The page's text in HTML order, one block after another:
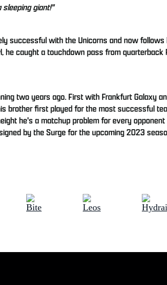
giant!"
successful with the Unicorns and now follows
caught a touchdown pass from quarterback
two years ago. First with Frankfurt Galaxy
brother first played for the most successful
he's a matchup problem for every
by the Surge for the upcoming 2023